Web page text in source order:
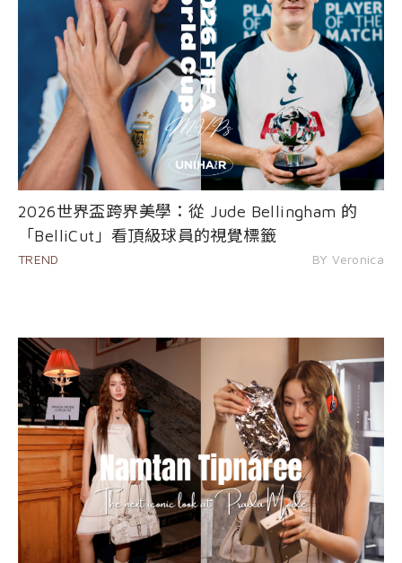
2026世界盃跨界美學：從 Jude Bellingham 的
「BelliCut」看頂級球員的視覺標籤
TREND BY Veronica